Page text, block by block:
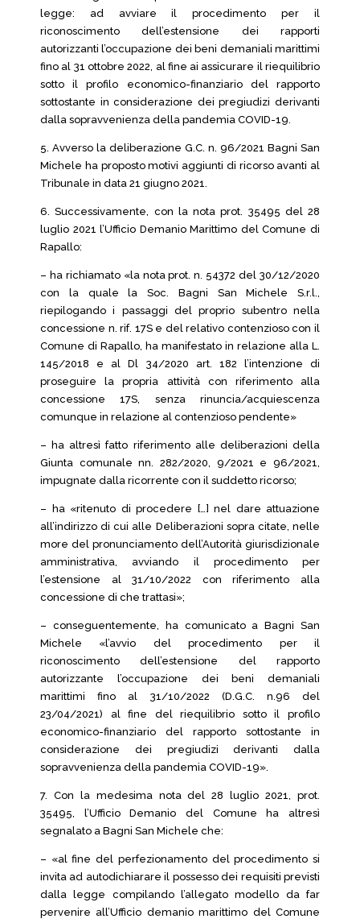
legge: ad avviare il procedimento per il
riconoscimento dell’estensione dei rapporti
autorizzanti l’occupazione dei beni demaniali marittimi
fino al 31 ottobre 2022, al fine ai assicurare il riequilibrio
sotto il profilo economico-finanziario del rapporto
sottostante in considerazione dei pregiudizi derivanti
dalla sopravvenienza della pandemia COVID-19.
5. Avverso la deliberazione G.C. n. 96/2021 Bagni San
Michele ha proposto motivi aggiunti di ricorso avanti al
Tribunale in data 21 giugno 2021.
6. Successivamente, con la nota prot. 35495 del 28
luglio 2021 l’Ufficio Demanio Marittimo del Comune di
Rapallo:
– ha richiamato «la nota prot. n. 54372 del 30/12/2020
con la quale la Soc. Bagni San Michele S.r.l.,
riepilogando i passaggi del proprio subentro nella
concessione n. rif. 17S e del relativo contenzioso con il
Comune di Rapallo, ha manifestato in relazione alla L.
145/2018 e al Dl 34/2020 art. 182 l’intenzione di
proseguire la propria attività con riferimento alla
concessione 17S, senza rinuncia/acquiescenza
comunque in relazione al contenzioso pendente»
– ha altresì fatto riferimento alle deliberazioni della
Giunta comunale nn. 282/2020, 9/2021 e 96/2021,
impugnate dalla ricorrente con il suddetto ricorso;
– ha «ritenuto di procedere […] nel dare attuazione
all’indirizzo di cui alle Deliberazioni sopra citate, nelle
more del pronunciamento dell’Autorità giurisdizionale
amministrativa, avviando il procedimento per
l’estensione al 31/10/2022 con riferimento alla
concessione di che trattasi»;
– conseguentemente, ha comunicato a Bagni San
Michele «l’avvio del procedimento per il
riconoscimento dell’estensione del rapporto
autorizzante l’occupazione dei beni demaniali
marittimi fino al 31/10/2022 (D.G.C. n.96 del
23/04/2021) al fine del riequilibrio sotto il profilo
economico-finanziario del rapporto sottostante in
considerazione dei pregiudizi derivanti dalla
sopravvenienza della pandemia COVID-19».
7. Con la medesima nota del 28 luglio 2021, prot.
35495, l’Ufficio Demanio del Comune ha altresì
segnalato a Bagni San Michele che:
– «al fine del perfezionamento del procedimento si
invita ad autodichiarare il possesso dei requisiti previsti
dalla legge compilando l’allegato modello da far
pervenire all’Ufficio demanio marittimo del Comune